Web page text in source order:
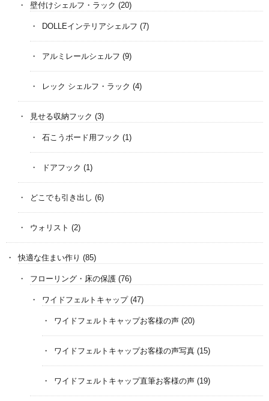
壁付けシェルフ・ラック (20)
DOLLEインテリアシェルフ (7)
アルミレールシェルフ (9)
レック シェルフ・ラック (4)
見せる収納フック (3)
石こうボード用フック (1)
ドアフック (1)
どこでも引き出し (6)
ウォリスト (2)
快適な住まい作り (85)
フローリング・床の保護 (76)
ワイドフェルトキャップ(47)
ワイドフェルトキャップお客様の声 (20)
ワイドフェルトキャップお客様の声写真 (15)
ワイドフェルトキャップ直筆お客様の声 (19)